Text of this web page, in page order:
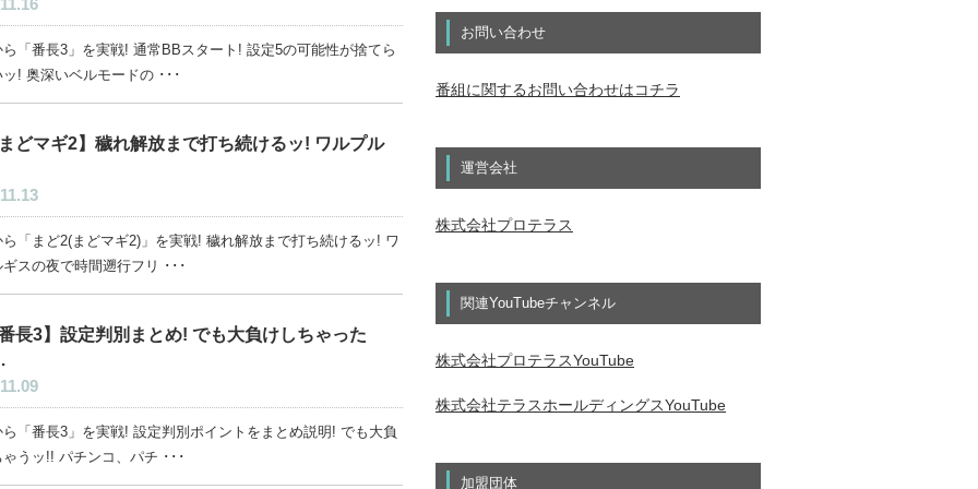
ら「番長3」を実戦! 通常BBスタート! 設定5の可能性が捨てら
! 奥深いベルモードの ･･･
どマギ2】穢れ解放まで打ち続けるッ! ワルプル
「まど2(まどマギ2)」を実戦! 穢れ解放まで打ち続けるッ! ワ
スの夜で時間遡行フリ ･･･
長3】設定判別まとめ! でも大負けしちゃった
「番長3」を実戦! 設定判別ポイントをまとめ説明! でも大負
うッ!! パチンコ、パチ ･･･
お問い合わせ
番組に関するお問い合わせはコチラ
運営会社
株式会社プロテラス
関連YouTubeチャンネル
株式会社プロテラスYouTube
株式会社テラスホールディングスYouTube
加盟団体